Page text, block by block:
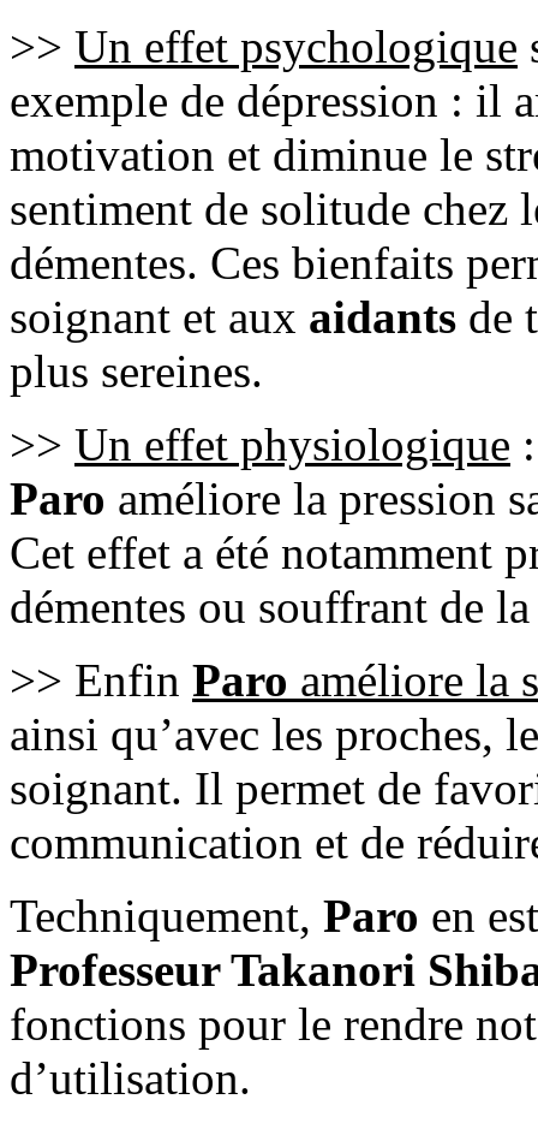
>> Un effet psychologique
exemple de dépression : il
motivation et diminue le
sentiment de solitude chez
démentes. Ces bienfaits
soignant et aux aidants de
plus sereines.
>> Un effet physiologique
Paro améliore la pression
Cet effet a été notamment
démentes ou souffrant de
>> Enfin Paro améliore la
ainsi qu’avec les proches,
soignant. Il permet de
communication et de
Techniquement, Paro en
Professeur Takanori
fonctions pour le rendre
d’utilisation.